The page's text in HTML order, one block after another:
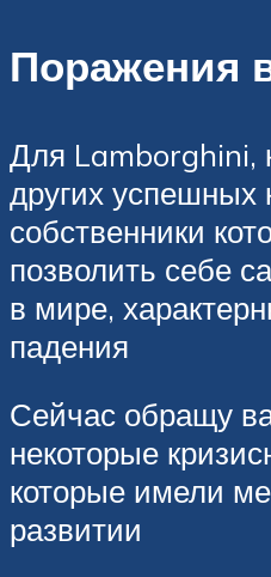
Поражения
Для Lamborghini,
других успешных
собственники
позволить себе
в мире,
падения
Сейчас обращу
некоторые
которые имели
развитии